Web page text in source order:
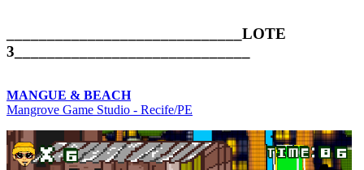
_____________________________LOTE
3_____________________________
​​​​​​​MANGUE & BEACH
Mangrove Game Studio - Recife/PE